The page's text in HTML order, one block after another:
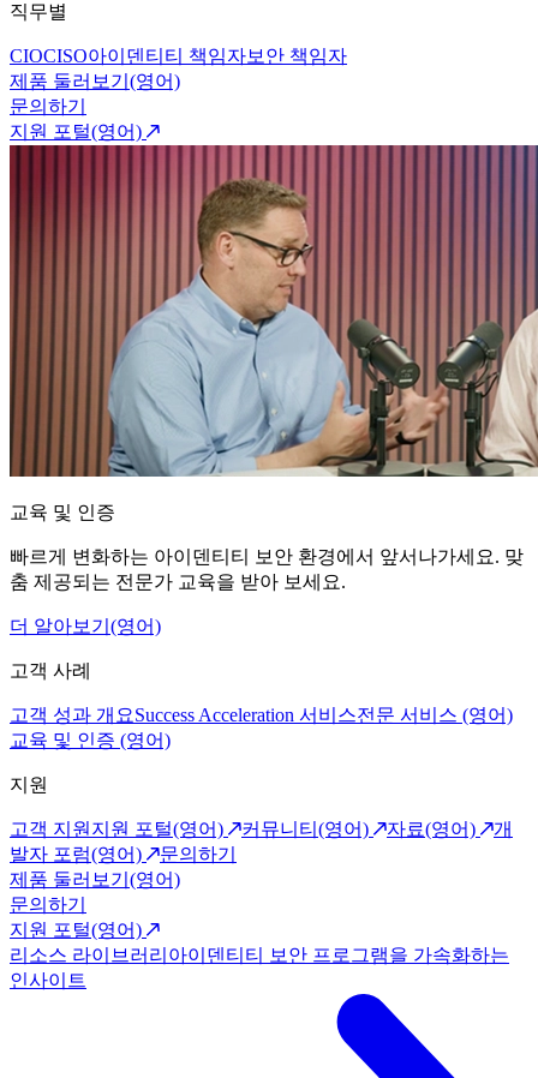
직무별
CIOCISO아이덴티티 책임자보안 책임자
제품 둘러보기(영어)
문의하기
지원 포털(영어)
교육 및 인증
빠르게 변화하는 아이덴티티 보안 환경에서 앞서나가세요. 맞
춤 제공되는 전문가 교육을 받아 보세요.
더 알아보기(영어)
고객 사례
고객 성과 개요Success Acceleration 서비스전문 서비스 (영어)
교육 및 인증 (영어)
지원
고객 지원 지원 포털(영어) 커뮤니티(영어) 자료(영어)
개
발자 포럼(영어)
문의하기
제품 둘러보기(영어)
문의하기
지원 포털(영어)
리소스 라이브러리 아이덴티티 보안 프로그램을 가속화하는
인사이트